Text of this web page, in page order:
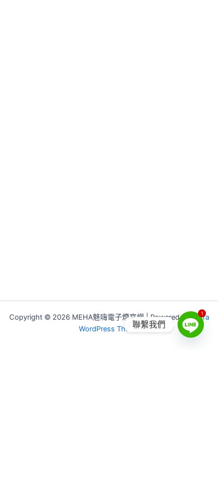
Copyright © 2026 MEHA魅嗨電子煙官網 | Powered byAstra
WordPress Theme聯繫我們
11